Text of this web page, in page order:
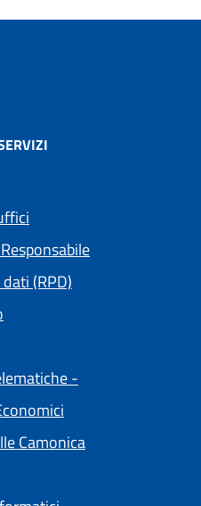
(RPD)
-
Camonica